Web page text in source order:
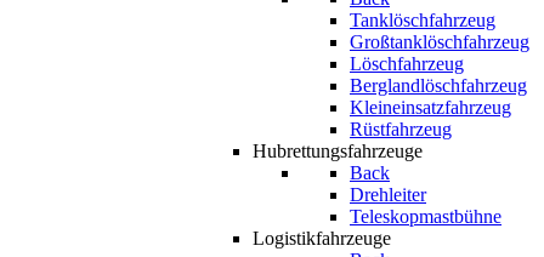
Tanklöschfahrzeug
Großtanklöschfahrzeug
Löschfahrzeug
Berglandlöschfahrzeug
Kleineinsatzfahrzeug
Rüstfahrzeug
Hubrettungsfahrzeuge
Back
Drehleiter
Teleskopmastbühne
Logistikfahrzeuge